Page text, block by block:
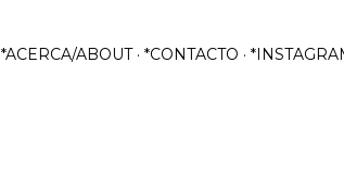
*ACERCA/ABOUT *CONTACTO